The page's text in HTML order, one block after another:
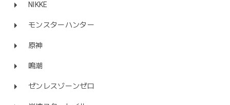
NIKKE
モンスターハンター
原神
鳴潮
ゼンレスゾーンゼロ